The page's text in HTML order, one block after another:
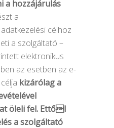
a hozzájárulás
a
célhoz
a szolgáltató –
elektronikus
az esetben az e-
kizárólag a
öleli fel. Ettől
a szolgáltató